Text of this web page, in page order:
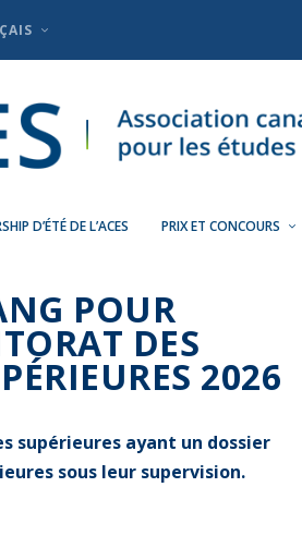
D’ÉTÉ DE L’ACES PRIX ET CONCOURS
POUR
DES
2026
supérieures ayant un dossier
sous leur supervision.